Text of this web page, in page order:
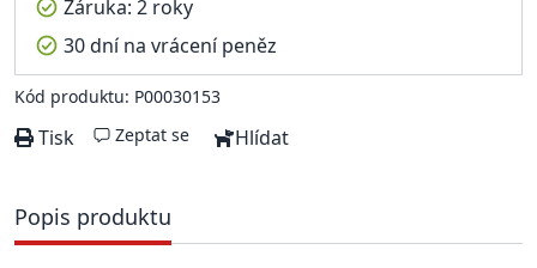
Záruka: 2 roky
30 dní na vrácení peněz
Kód produktu: P00030153
Tisk Zeptat se Hlídat
Popis produktu